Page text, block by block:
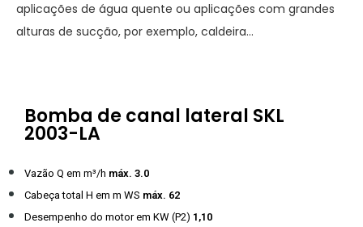
aplicações de água quente ou aplicações com grandes
alturas de sucção, por exemplo, caldeira…
Bomba de canal lateral SKL
2003-LA
Vazão Q em m³/h máx. 3.0
Cabeça total H em m WS máx. 62
Desempenho do motor em KW (P2) 1,10